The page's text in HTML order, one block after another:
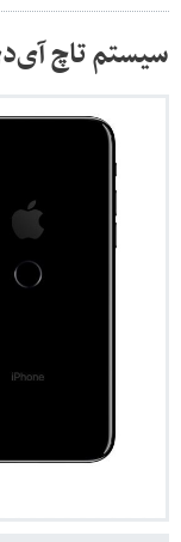
سیستم تاچ